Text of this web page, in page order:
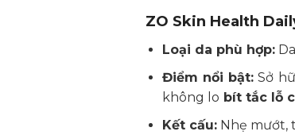
ZO Skin Health
Loại da phù hợp:
Điểm nổi bật: Sở
không lo bít tắc lỗ
Kết cấu:Nhẹ mướt,